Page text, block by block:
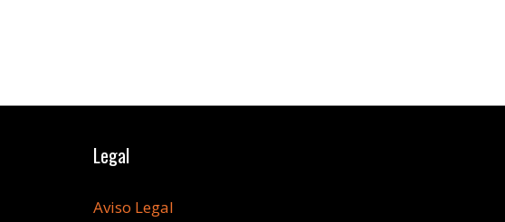
Legal
Aviso Legal